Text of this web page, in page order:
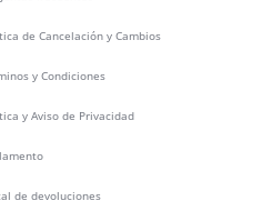
de Cancelación y Cambios
y Condiciones
y Aviso de Privacidad
de devoluciones